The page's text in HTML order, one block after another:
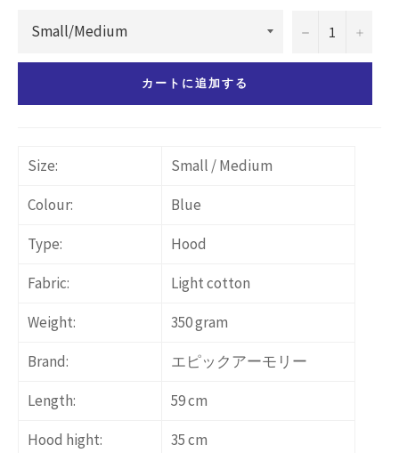
− +
カートに追加する
Size:
Small / Medium
Colour:
Blue
Type:
Hood
Fabric:
Light cotton
Weight:
350 gram
Brand:
エピックアーモリー
Length:
59 cm
Hood hight:
35 cm